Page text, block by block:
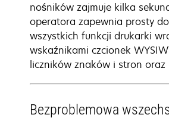
nośników zajmuje kilka
operatora zapewnia prosty
wszystkich funkcji drukarki
wskaźnikami czcionek
liczników znaków i stron oraz
Bezproblemowa